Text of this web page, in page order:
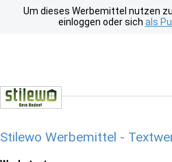
Um dieses Werbemittel nutzen
einloggen oder sich als
Stilewo Werbemittel -